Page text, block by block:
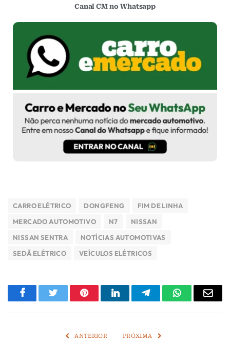
Canal CM no Whatsapp
CARRO ELÉTRICO DONGFENG
FIM DE LINHA
MERCADO AUTOMOTIVO
N7
NISSAN
NISSAN SENTRA
NOTÍCIAS AUTOMOTIVAS
SEDÃ ELÉTRICO
VEÍCULOS ELÉTRICOS
FacebookTwitterPinterestLinkedInTelegramWhatsApp
E-
ANTERIOR PRÓXIMA